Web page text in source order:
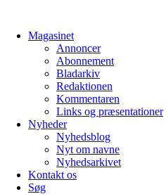
Magasinet
Annoncer
Abonnement
Bladarkiv
Redaktionen
Kommentaren
Links og præsentationer
Nyheder
Nyhedsblog
Nyt om navne
Nyhedsarkivet
Kontakt os
Søg
Magasinet
Annoncer
Abonnement
Bladarkiv
Redaktionen
Kommentaren
Links og præsentationer
Nyheder
Nyhedsblog
Nyt om navne
Nyhedsarkivet
Kontakt os
Søg